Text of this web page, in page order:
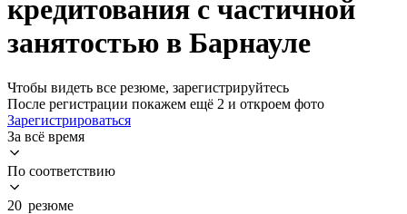
кредитования с частичной
занятостью в Барнауле
Чтобы видеть все резюме, зарегистрируйтесь
После регистрации покажем ещё 2 и откроем фото
Зарегистрироваться
За всё время
По соответствию
20 резюме